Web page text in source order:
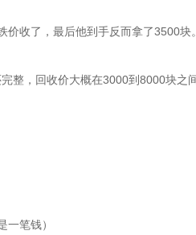
收了，最后他到手反而拿了3500块。
整，回收价大概在3000到8000块之
笔钱）